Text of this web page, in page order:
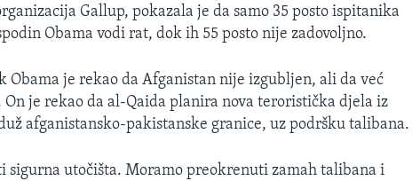
Gallup, pokazala je da samo 35 posto ispitanika
Obama vodi rat, dok ih 55 posto nije zadovoljno.
Obama je rekao da Afganistan nije izgubljen, ali da već
je rekao da al-Qaida planira nova teroristička djela iz
afganistansko-pakistanske granice, uz podršku talibana.
sigurna utočišta. Moramo preokrenuti zamah talibana i